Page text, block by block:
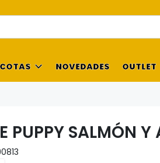
NOVEDADES OUTLET
PUPPY SALMÓN Y